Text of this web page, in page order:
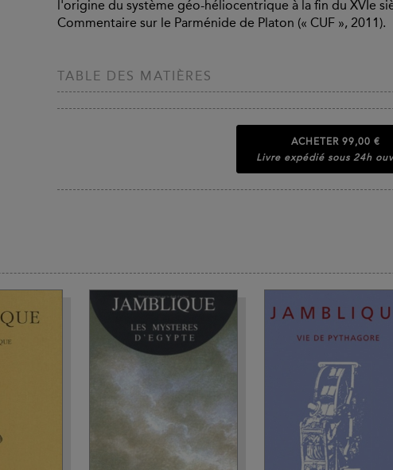
l'origine du système géo-héliocentrique à la fin du XVIe
Commentaire sur le Parménide de Platon (« CUF », 2011).
TABLE DES MATIÈRES
ACHETER 99,00 €
Livre expédié sous 24h